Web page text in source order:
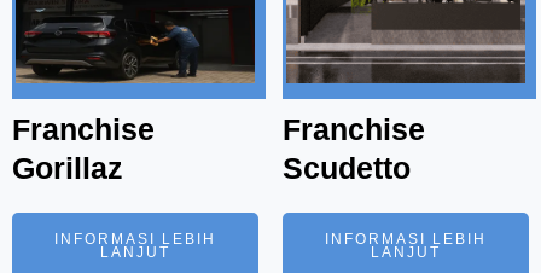
Franchise
Gorillaz
INFORMASI LEBIH
LANJUT
Franchise
Scudetto
INFORMASI LEBIH
LANJUT